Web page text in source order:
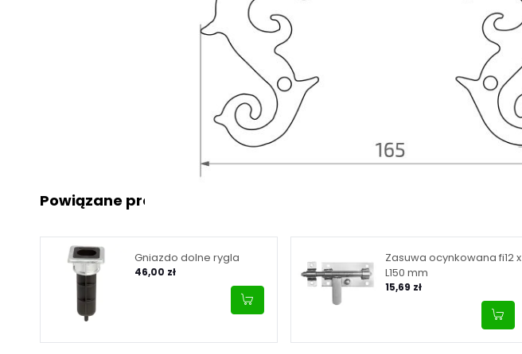
Powiązane produkty
Gniazdo dolne rygla
46,00 zł
Zasuwa ocynkowana fi12 x
L150 mm
15,69 zł